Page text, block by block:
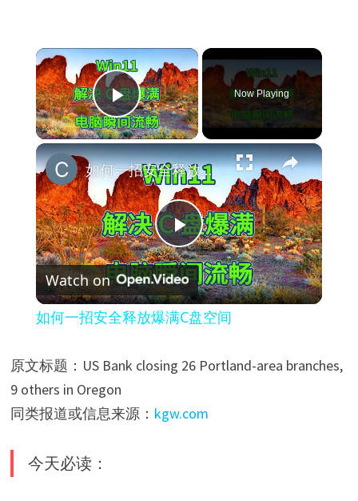
×
Play Video
Now Playing
×
P
l
如何一招安全释放爆满C盘空间
Watch on
如何一招安全释放爆满C盘空间
原文标题：US Bank closing 26 Portland-area branches,
9 others in Oregon
同类报道或信息来源： kgw.com
今天必读：